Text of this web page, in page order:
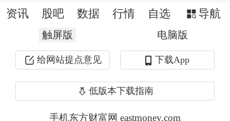
类私募分别有44家、72家。
2024年同期登记的私募共计111家，其
资讯 股吧 数据 行情 自选 导航
触屏版 电脑版
给网站提点意见 下载App
低版本下载指南
手机东方财富网 eastmoney.com